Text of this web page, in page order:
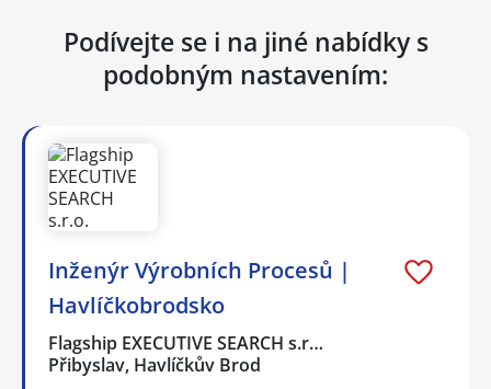
Podívejte se i na jiné nabídky s
podobným nastavením:
Inženýr Výrobních Procesů |
Havlíčkobrodsko
Flagship EXECUTIVE SEARCH s.r…
Přibyslav, Havlíčkův Brod